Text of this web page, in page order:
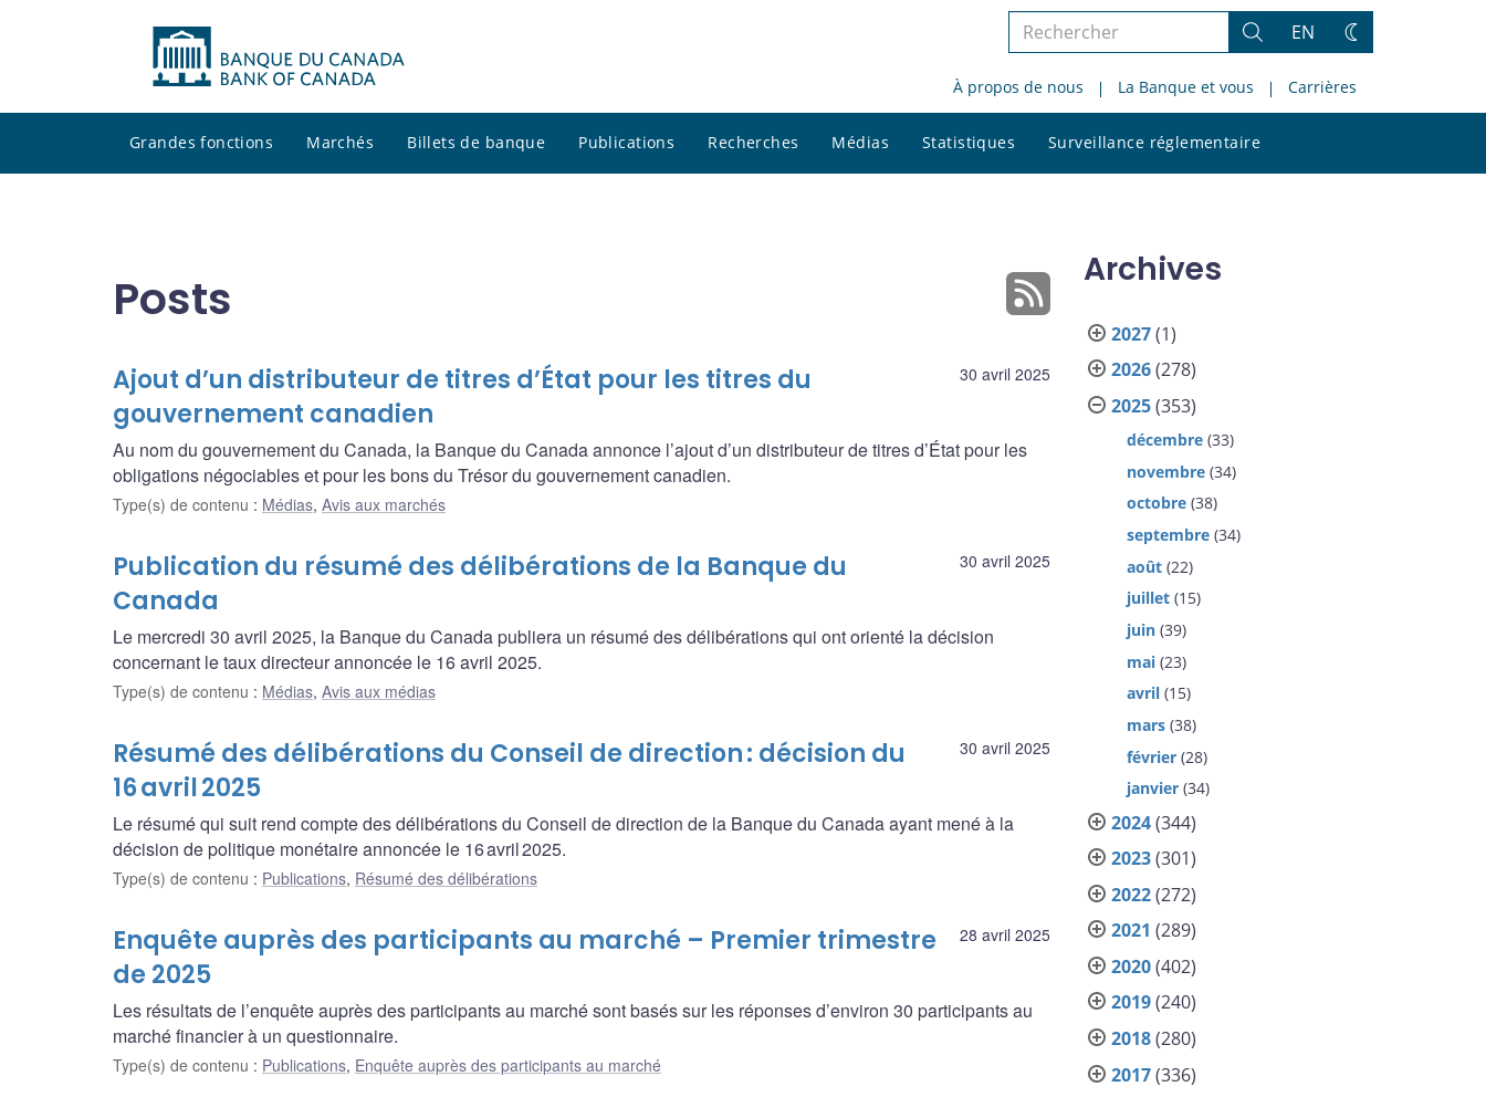
Rechercher
le
site
Rechercher
EN
Changez
thème
À propos de nous La Banque et vous Carrières
Grandes fonctions Marchés Billets de banque Publications Recherches Médias Statistiques Surveillance réglementaire
le
Posts
30 avril 2025
Ajout d’un distributeur de titres d’État pour les titres du
gouvernement canadien
Au nom du gouvernement du Canada, la Banque du Canada annonce l’ajout d’un distributeur de titres d’État pour les
obligations négociables et pour les bons du Trésor du gouvernement canadien.
Type(s) de contenu : Médias, Avis aux marchés
30 avril 2025
Publication du résumé des délibérations de la Banque du
Canada
Le mercredi 30 avril 2025, la Banque du Canada publiera un résumé des délibérations qui ont orienté la décision
concernant le taux directeur annoncée le 16 avril 2025.
Type(s) de contenu : Médias, Avis aux médias
30 avril 2025
Résumé des délibérations du Conseil de direction : décision du
16 avril 2025
Le résumé qui suit rend compte des délibérations du Conseil de direction de la Banque du Canada ayant mené à la
décision de politique monétaire annoncée le 16 avril 2025.
Type(s) de contenu : Publications, Résumé des délibérations
28 avril 2025
Enquête auprès des participants au marché – Premier trimestre
de 2025
Les résultats de l’enquête auprès des participants au marché sont basés sur les réponses d’environ 30 participants au
marché financier à un questionnaire.
Type(s) de contenu : Publications, Enquête auprès des participants au marché
Archives
2027(1)
2026(278)
2025(353)
décembre (33)
novembre (34)
octobre (38)
septembre (34)
août (22)
juillet (15)
juin (39)
mai (23)
avril (15)
mars (38)
février (28)
janvier (34)
2024(344)
2023(301)
2022(272)
2021 (289)
2020(402)
2019(240)
2018(280)
2017(336)